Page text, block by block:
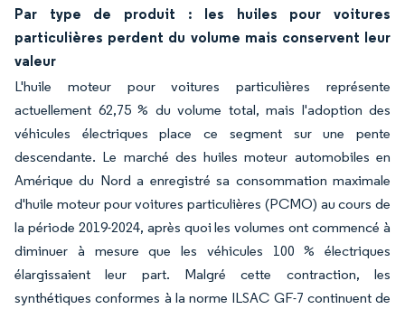
Par type de produit : les huiles pour voitures
particulières perdent du volume mais conservent leur
valeur
L'huile moteur pour voitures particulières représente
actuellement 62,75 % du volume total, mais l'adoption des
véhicules électriques place ce segment sur une pente
descendante. Le marché des huiles moteur automobiles en
Amérique du Nord a enregistré sa consommation maximale
d'huile moteur pour voitures particulières (PCMO) au cours de
la période 2019-2024, après quoi les volumes ont commencé à
diminuer à mesure que les véhicules 100 % électriques
élargissaient leur part. Malgré cette contraction, les
synthétiques conformes à la norme ILSAC GF-7 continuent de